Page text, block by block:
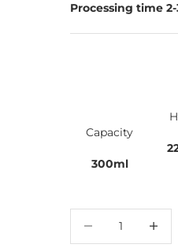
Processing time
Capacity
300ml